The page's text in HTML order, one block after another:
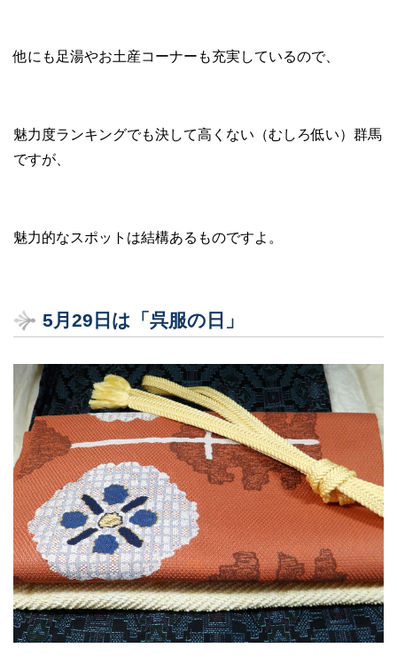
他にも足湯やお土産コーナーも充実しているので、
魅力度ランキングでも決して高くない（むしろ低い）群馬
ですが、
魅力的なスポットは結構あるものですよ。
5月29日は「呉服の日」